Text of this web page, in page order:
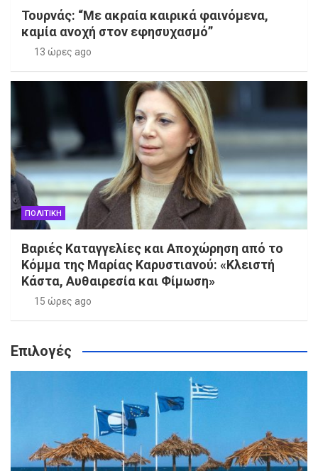
Τουρνάς: “Με ακραία καιρικά φαινόμενα,
καμία ανοχή στον εφησυχασμό”
13 ώρες ago
ΠΟΛΙΤΙΚΗ
Βαριές Καταγγελίες και Αποχώρηση από το
Κόμμα της Μαρίας Καρυστιανού: «Κλειστή
Κάστα, Αυθαιρεσία και Φίμωση»
15 ώρες ago
Επιλογές